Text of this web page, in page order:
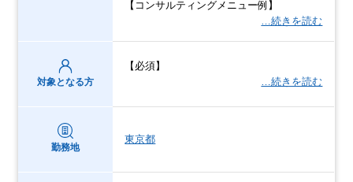
【コンサルティングメニュー例】
…続きを読む
対象となる方
【必須】
…続きを読む
勤務地
東京都